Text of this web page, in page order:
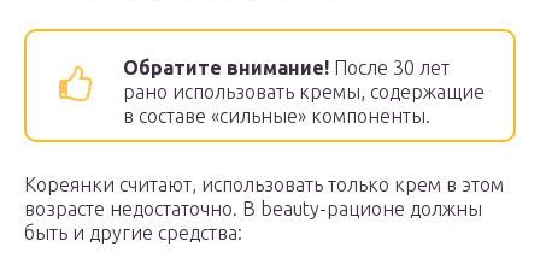
Обратите внимание! После 30 лет
рано использовать кремы, содержащие
в составе «сильные» компоненты.
Кореянки считают, использовать только крем в этом
возрасте недостаточно. В beauty-рационе должны
быть и другие средства: